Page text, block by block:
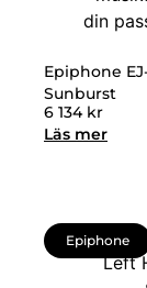
Epiphone
Sunburst
6 134 kr
Läs mer
Epiphone